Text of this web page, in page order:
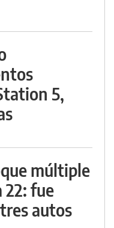
5,
múltiple
22: fue
autos